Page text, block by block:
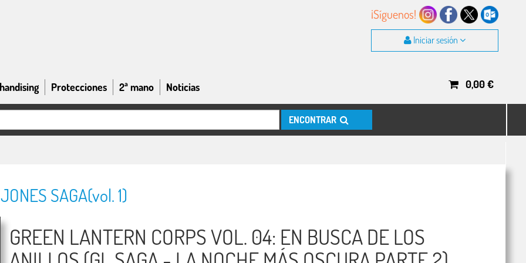
¡Síguenos!
Iniciar sesión
Protecciones 2ª mano Noticias 0,00€
ENCONTRAR
SAGA(vol. 1)
GREEN LANTERN CORPS VOL. 04: EN BUSCA DE LOS